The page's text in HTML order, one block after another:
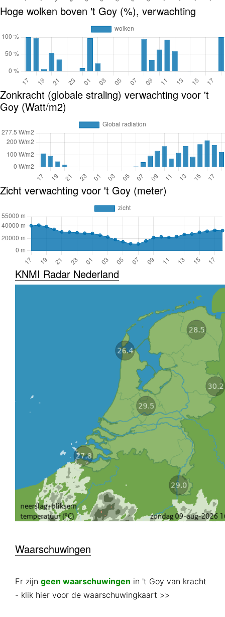
Hoge wolken boven 't Goy (%), verwachting
Zonkracht (globale straling) verwachting voor 't
Goy (Watt/m2)
Zicht verwachting voor 't Goy (meter)
KNMI Radar Nederland
Waarschuwingen
Er zijn geen waarschuwingen in 't Goy van kracht
- klik hier voor de waarschuwingkaart >>